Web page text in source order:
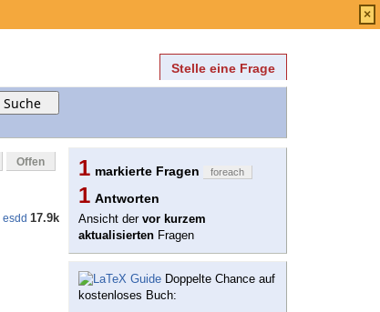
Stelle eine Frage
Offen
esdd 17.9k
1 markierte Fragen foreach
1 Antworten
Ansicht der vor kurzem
aktualisierten Fragen
Doppelte Chance auf
kostenloses Buch:
×